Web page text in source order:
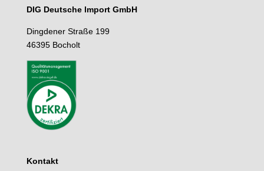
DIG Deutsche lmport GmbH
Dingdener Straße 199
46395 Bocholt
Kontakt